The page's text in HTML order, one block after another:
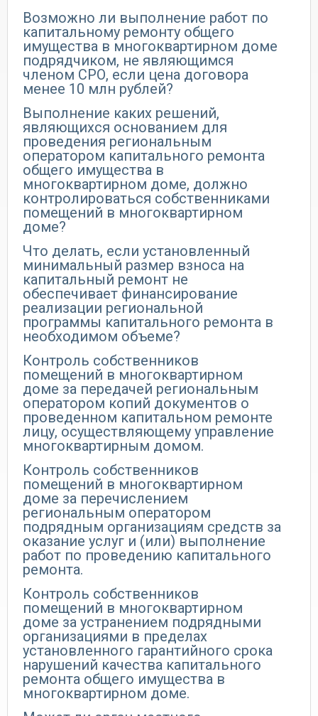
Возможно ли выполнение работ по
капитальному ремонту общего
имущества в многоквартирном доме
подрядчиком, не являющимся
членом СРО, если цена договора
менее 10 млн рублей?
Выполнение каких решений,
являющихся основанием для
проведения региональным
оператором капитального ремонта
общего имущества в
многоквартирном доме, должно
контролироваться собственниками
помещений в многоквартирном
доме?
Что делать, если установленный
минимальный размер взноса на
капитальный ремонт не
обеспечивает финансирование
реализации региональной
программы капитального ремонта в
необходимом объеме?
Контроль собственников
помещений в многоквартирном
доме за передачей региональным
оператором копий документов о
проведенном капитальном ремонте
лицу, осуществляющему управление
многоквартирным домом.
Контроль собственников
помещений в многоквартирном
доме за перечислением
региональным оператором
подрядным организациям средств за
оказание услуг и (или) выполнение
работ по проведению капитального
ремонта.
Контроль собственников
помещений в многоквартирном
доме за устранением подрядными
организациями в пределах
установленного гарантийного срока
нарушений качества капитального
ремонта общего имущества в
многоквартирном доме.